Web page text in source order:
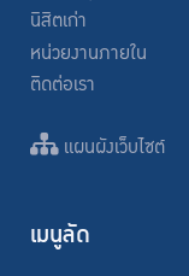
นิสิตเก่า
หน่วยงานภายใน
ติดต่อเรา
แผนผังเว็บไซต์
เมนูลัด